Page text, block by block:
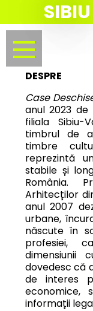
SIBIU
DESPRE
Case
anul 2023 de
filiala Sibiu-
timbrul de
timbre
reprezintă
stabile și
România.
Arhitecților
anul 2007
urbane,
născute în
profesiei,
dimensiunii
dovedesc că
de interes
economice,
informații